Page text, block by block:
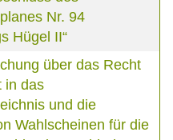
Nr. 94
Hügel II“
über das Recht
in das
und die
Wahlscheinen für die